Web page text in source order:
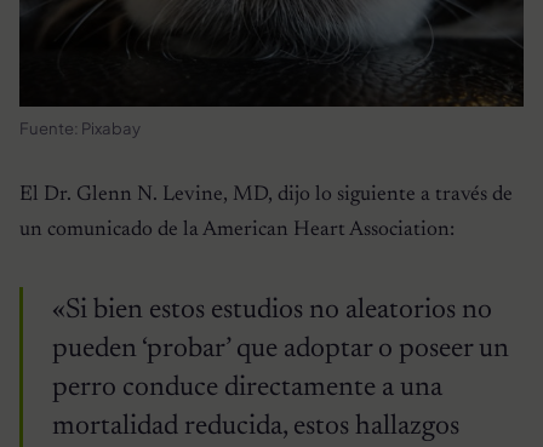
Fuente: Pixabay
El Dr. Glenn N. Levine, MD, dijo lo siguiente a través de
un comunicado de la American Heart Association:
«Si bien estos estudios no aleatorios no
pueden ‘probar’ que adoptar o poseer un
perro conduce directamente a una
mortalidad reducida, estos hallazgos